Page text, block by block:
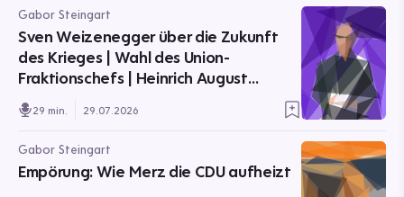
Gabor Steingart
Sven Weizenegger über die Zukunft
des Krieges | Wahl des Union-
Fraktionschefs | Heinrich August
Winkler
29 min. 29.07.2026
Gabor Steingart
Empörung: Wie Merz die CDU aufheizt